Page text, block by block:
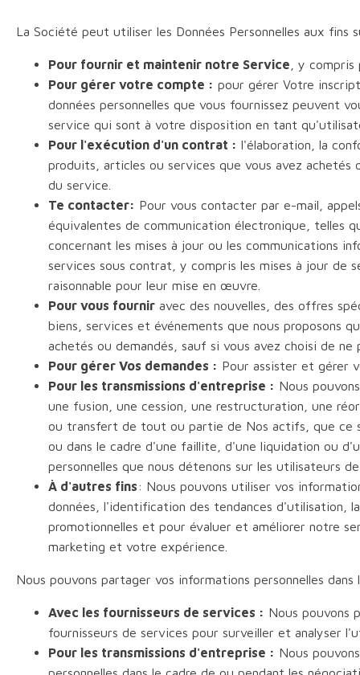
La Société peut utiliser les Données Personnelles aux fins
Pour fournir et maintenir notre Service , y
Pour gérer votre compte : pour gérer Votre
données personnelles que vous fournissez peuvent
service qui sont à votre disposition en tant
Pour l'exécution d'un contrat : l'élaboration, la
produits, articles ou services que vous avez
du service.
Te contacter: Pour vous contacter par e-mail,
équivalentes de communication électronique, telles
concernant les mises à jour ou les communications
services sous contrat, y compris les mises à jour de
raisonnable pour leur mise en œuvre.
Pour vous fournir avec des nouvelles, des offres
biens, services et événements que nous proposons
achetés ou demandés, sauf si vous avez choisi de ne
Pour gérer Vos demandes : Pour assister et gérer
Pour les transmissions d'entreprise : Nous
une fusion, une cession, une restructuration, une
ou transfert de tout ou partie de Nos actifs, que ce
ou dans le cadre d'une faillite, d'une liquidation ou
personnelles que nous détenons sur les utilisateurs
À d'autres fins: Nous pouvons utiliser vos
données, l'identification des tendances d'utilisation,
promotionnelles et pour évaluer et améliorer notre
marketing et votre expérience.
Nous pouvons partager vos informations personnelles
Avec les fournisseurs de services : Nous pouvons
fournisseurs de services pour surveiller et analyser
Pour les transmissions d'entreprise : Nous